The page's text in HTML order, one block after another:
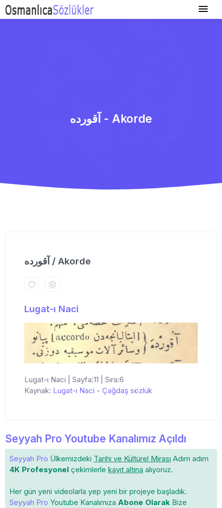
آقورده - Akorde
آقورده / Akorde
Lugat-ı Naci
Lugat-ı Naci | Sayfa:11 | Sıra:6
Kaynak: Lugat-ı Naci - Çağdaş sözlük
Seyyah Pro Youtube Kanalımız Açıldı
Seyyah Pro Ülkemizdeki Tarihi ve Kültürel Mirası Adım adım
4K Profesyonel çekimlerle kayıt altına alıyoruz.
Her gün yeni videolarla yep yeni bir projeye başladık.
Seyyah Pro Youtube Kanalımıza Abone Olarak Bize